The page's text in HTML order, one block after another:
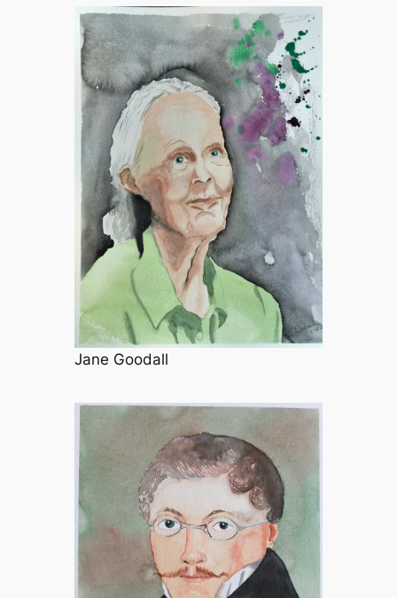
Jane Goodall